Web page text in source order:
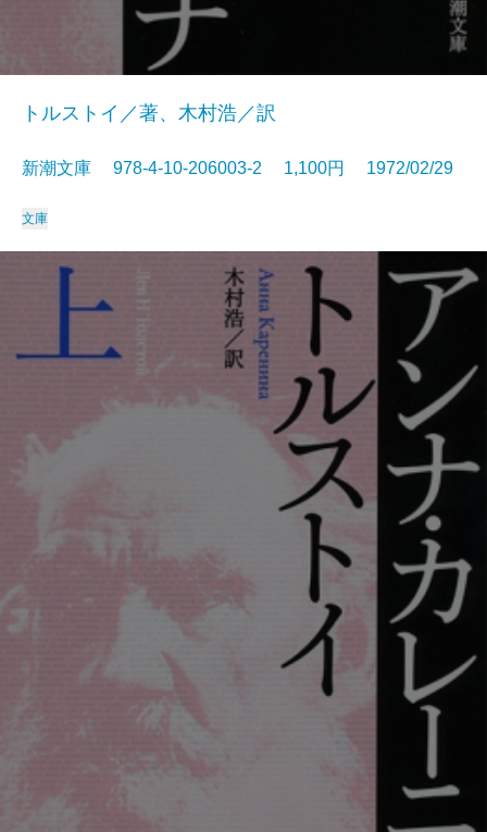
トルストイ／著、木村浩／訳
新潮文庫 978-4-10-206003-2 1,100円 1972/02/29
文庫